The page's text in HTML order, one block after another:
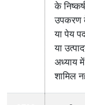
के
उपकरण
या पेय
या
अध्याय में
शामिल